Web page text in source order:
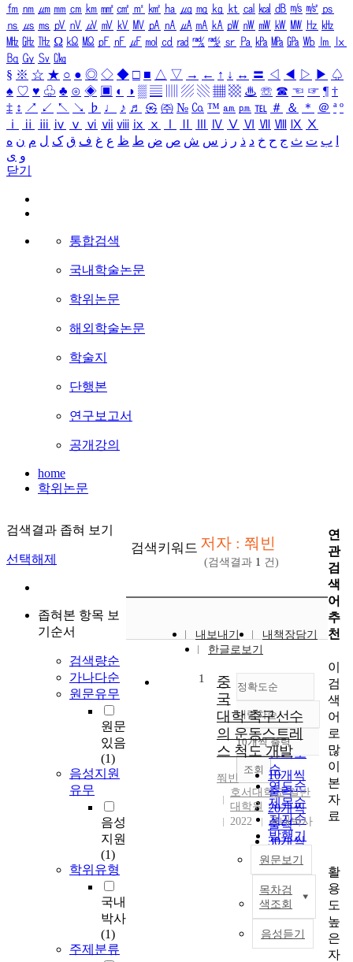
㎙ ㎚ ㎛ ㎜ ㎝ ㎞ ㎟ ㎠ ㎡ ㎢ ㏊ ㎍ ㎎ ㎏ ㏏ ㎈ ㎉ ㏈ ㎧ ㎨ ㎰
㎱ ㎲ ㎳ ㎴ ㎵ ㎶ ㎷ ㎸ ㎹ ㎀ ㎁ ㎂ ㎃ ㎄ ㎺ ㎻ ㎽ ㎾ ㎿ ㎐ ㎑
㎒ ㎓ ㎔ Ω ㏀ ㏁ ㎊ ㎋ ㎌ ㏖ ㏅ ㎭ ㎮ ㎯ ㏛ ㎩ ㎪ ㎫ ㎬ ㏝ ㏐
㏓
㏃ ㏉ ㏜ ㏆
§ ※ ☆ ★ ○ ● ◎ ◇ ◆ □ ■ △ ▽ → ← ↑ ↓ ↔ 〓 ◁ ◀ ▷ ▶ ♤
♠ ♡ ♥ ♧ ♣ ⊙ ◈ ▣ ◐ ◑ ▒ ▤ ▨ ▧ ▦ ▩ ♨ ☏ ☎ ☜ ☞ ¶ †
‡ ↕ ↗ ↙ ↖ ↘ ♭ ♩ ♪ ♬ ㉿ ㈜ № ㏇ ™ ㏂ ㏘ ℡ ＃ ＆ ＊ ＠ ª º
ⅰ
ⅱ ⅲ ⅳ ⅴ ⅵ ⅶ ⅷ ⅸ ⅹ Ⅳ Ⅴ Ⅵ Ⅶ Ⅷ Ⅸ Ⅹ
ب ت ث ج ح خ د ذ ر ز س ش ص ض ط ظ ع غ ف ق ک ل م ن ه
و ی
닫기
통합검색
국내학술논문
학위논문
해외학술논문
학술지
단행본
연구보고서
공개강의
home
학위논문
검색결과 좁혀 보기
선택해제
좁혀본 항목 보
기순서
검색량순
가나다순
원문유무
원문
있음
(1)
음성지원
유무
음성
지원
(1)
학위유형
국내
박사
(1)
주제분류
검색키워드 저자 : 쭤빈
(검색결과 1 건)
내보내기
내책장담기
한글로보기
정확도순
정확도
순
인기도
순
연도순
제목순
저자순
발행기
관순
내림차순
내림차순
10개씩 출력
10개씩
출력
20개씩
출력
30개씩
출력
50개씩
출력
100개씩
조회
1
중
국
대학 축구선수
의 운동스트레
스 척도 개발
쭤빈
호서대학교 일반
대학원
2022
국내박사
원문보기
목차검
색조회
음성듣기
연
관
검
색
어
추
천
이
검
색
어
로
많
이
본
자
료
활
용
도
높
은
자